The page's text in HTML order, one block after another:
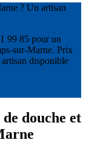
? Un artisan
99 85 pour un
sur-Marne. Prix
disponible
douche et